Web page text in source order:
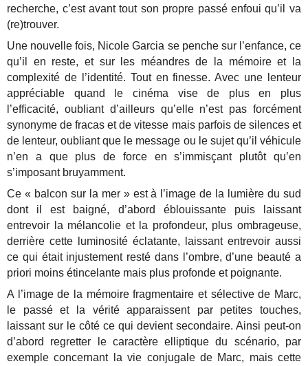
recherche, c’est avant tout son propre passé enfoui qu’il va
(re)trouver.
Une nouvelle fois, Nicole Garcia se penche sur l’enfance, ce
qu’il en reste, et sur les méandres de la mémoire et la
complexité de l’identité. Tout en finesse. Avec une lenteur
appréciable quand le cinéma vise de plus en plus
l’efficacité, oubliant d’ailleurs qu’elle n’est pas forcément
synonyme de fracas et de vitesse mais parfois de silences et
de lenteur, oubliant que le message ou le sujet qu’il véhicule
n’en a que plus de force en s’immisçant plutôt qu’en
s’imposant bruyamment.
Ce « balcon sur la mer » est à l’image de la lumière du sud
dont il est baigné, d’abord éblouissante puis laissant
entrevoir la mélancolie et la profondeur, plus ombrageuse,
derrière cette luminosité éclatante, laissant entrevoir aussi
ce qui était injustement resté dans l’ombre, d’une beauté a
priori moins étincelante mais plus profonde et poignante.
A l’image de la mémoire fragmentaire et sélective de Marc,
le passé et la vérité apparaissent par petites touches,
laissant sur le côté ce qui devient secondaire. Ainsi peut-on
d’abord regretter le caractère elliptique du scénario, par
exemple concernant la vie conjugale de Marc, mais cette